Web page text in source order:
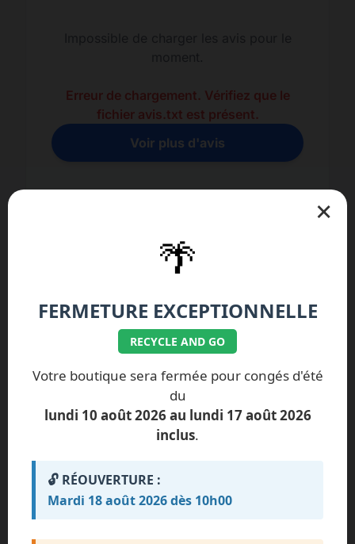
Erreur de chargement. Vérifiez que le
fichier avis.txt est présent.
Voir plus d'avis
Nos réparations spécifiques iPhone
iPhone 17 Pro Max
iPhone 17 Pro
iPhone 16 Pro Max
×
🌴
FERMETURE EXCEPTIONNELLE
RECYCLE AND GO
Votre boutique sera fermée pour congés d'été
du
lundi 10 août 2026 au lundi 17 août 2026
inclus.
🔓 RÉOUVERTURE :
Mardi 18 août 2026 dès 10h00